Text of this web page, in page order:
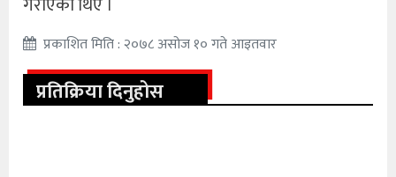
प्रकाशित मिति : २०७८ असोज १० गते आइतवार
प्रतिक्रिया दिनुहोस